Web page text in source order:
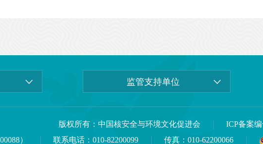
监管支持单位
版权所有：中国核安全与环境文化促进会
ICP备案编
）
联系电话：010-82200099 传真：010-62200066